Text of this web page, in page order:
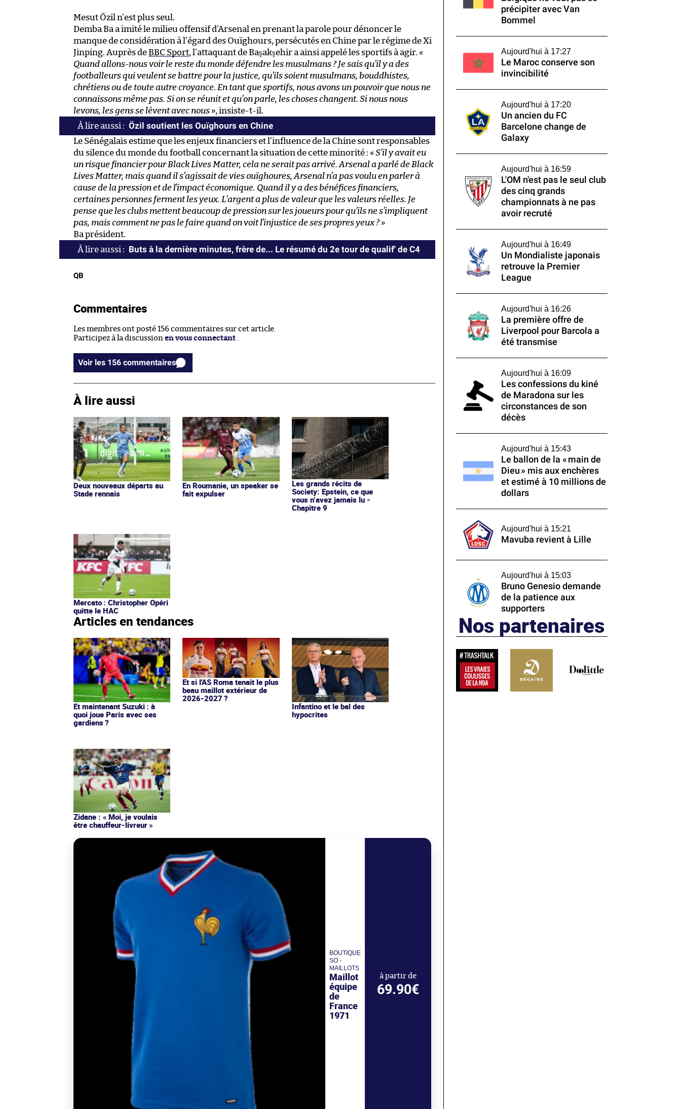
Mesut Özil n’est plus seul.
Demba Ba a imité le milieu offensif d’Arsenal en prenant la parole pour dénoncer le
manque de considération à l’égard des Ouïghours, persécutés en Chine par le régime de Xi
Jinping. Auprès deBBC Sport, l’attaquant de Başakşehir a ainsi appelé les sportifs à agir. «
Quand allons-nous voir le reste du monde défendre les musulmans ? Je sais qu’il y a des
footballeurs qui veulent se battre pour la justice, qu’ils soient musulmans, bouddhistes,
chrétiens ou de toute autre croyance. En tant que sportifs, nous avons un pouvoir que nous ne
connaissons même pas. Si on se réunit et qu’on parle, les choses changent. Si nous nous
levons, les gens se lèvent avec nous », insiste-t-il.
Özil soutient les Ouïghours en Chine
Le Sénégalais estime que les enjeux financiers et l’influence de la Chine sont responsables
du silence du monde du football concernant la situation de cette minorité : « S’il y avait eu
un risque financier pour Black Lives Matter, cela ne serait pas arrivé. Arsenal a parlé de Black
Lives Matter, mais quand il s’agissait de vies ouïghoures, Arsenal n’a pas voulu en parler à
cause de la pression et de l’impact économique. Quand il y a des bénéfices financiers,
certaines personnes ferment les yeux. L’argent a plus de valeur que les valeurs réelles. Je
pense que les clubs mettent beaucoup de pression sur les joueurs pour qu’ils ne s’impliquent
pas, mais comment ne pas le faire quand on voit l’injustice de ses propres yeux ? »
Ba président.
Buts à la dernière minutes, frère de... Le résumé du 2e tour de qualif' de C4
QB
Commentaires
Les membres ont posté 156 commentaires sur cet article.
Participez à la discussion en vous connectant .
Voir les 156 commentaires
À lire aussi
Deux nouveaux départs au
Stade rennais
En Roumanie, un speaker se
fait expulser
Les grands récits de
Society: Epstein, ce que
vous n’avez jamais lu -
Chapitre 9
Mercato : Christopher Opéri
quitte le HAC
Articles en tendances
Et maintenant Suzuki : à
quoi joue Paris avec ses
gardiens ?
Et si l'AS Roma tenait le plus
beau maillot extérieur de
2026-2027 ?
Infantino et le bal des
hypocrites
Zidane : « Moi, je voulais
être chauffeur-livreur »
BOUTIQUE
SO -
MAILLOTS
Maillot
équipe
de
France
1971
à partir de
69.90€
précipiter avec Van
Bommel
Aujourd'hui à 17:27
Le Maroc conserve son
invincibilité
Aujourd'hui à 17:20
Un ancien du FC
Barcelone change de
Galaxy
Aujourd'hui à 16:59
L'OM n'est pas le seul club
des cinq grands
championnats à ne pas
avoir recruté
Aujourd'hui à 16:49
Un Mondialiste japonais
retrouve la Premier
League
Aujourd'hui à 16:26
La première offre de
Liverpool pour Barcola a
été transmise
Aujourd'hui à 16:09
Les confessions du kiné
de Maradona sur les
circonstances de son
décès
Aujourd'hui à 15:43
Le ballon de la « main de
Dieu » mis aux enchères
et estimé à 10 millions de
dollars
Aujourd'hui à 15:21
Mavuba revient à Lille
Aujourd'hui à 15:03
Bruno Genesio demande
de la patience aux
supporters
Nos partenaires